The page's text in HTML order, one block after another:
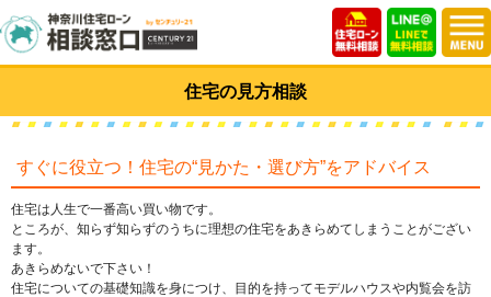
住宅の見方相談
すぐに役立つ！住宅の“見かた・選び方”をアドバイス
住宅は人生で一番高い買い物です。
ところが、知らず知らずのうちに理想の住宅をあきらめてしまうことがござい
ます。
あきらめないで下さい！
住宅についての基礎知識を身につけ、目的を持ってモデルハウスや内覧会を訪